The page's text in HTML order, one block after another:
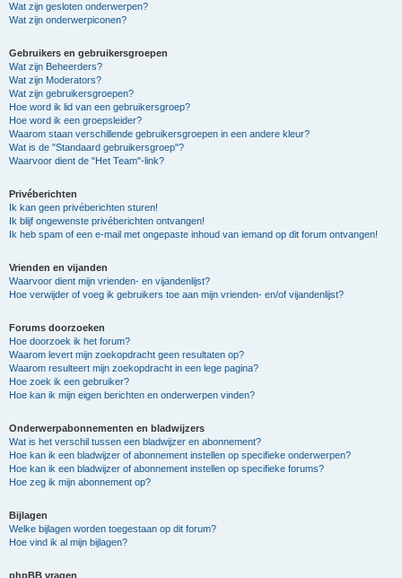
Wat zijn gesloten onderwerpen?
Wat zijn onderwerpiconen?
Gebruikers en gebruikersgroepen
Wat zijn Beheerders?
Wat zijn Moderators?
Wat zijn gebruikersgroepen?
Hoe word ik lid van een gebruikersgroep?
Hoe word ik een groepsleider?
Waarom staan verschillende gebruikersgroepen in een andere kleur?
Wat is de "Standaard gebruikersgroep"?
Waarvoor dient de "Het Team"-link?
Privéberichten
Ik kan geen privéberichten sturen!
Ik blijf ongewenste privéberichten ontvangen!
Ik heb spam of een e-mail met ongepaste inhoud van iemand op dit forum ontvangen!
Vrienden en vijanden
Waarvoor dient mijn vrienden- en vijandenlijst?
Hoe verwijder of voeg ik gebruikers toe aan mijn vrienden- en/of vijandenlijst?
Forums doorzoeken
Hoe doorzoek ik het forum?
Waarom levert mijn zoekopdracht geen resultaten op?
Waarom resulteert mijn zoekopdracht in een lege pagina?
Hoe zoek ik een gebruiker?
Hoe kan ik mijn eigen berichten en onderwerpen vinden?
Onderwerpabonnementen en bladwijzers
Wat is het verschil tussen een bladwijzer en abonnement?
Hoe kan ik een bladwijzer of abonnement instellen op specifieke onderwerpen?
Hoe kan ik een bladwijzer of abonnement instellen op specifieke forums?
Hoe zeg ik mijn abonnement op?
Bijlagen
Welke bijlagen worden toegestaan op dit forum?
Hoe vind ik al mijn bijlagen?
phpBB vragen